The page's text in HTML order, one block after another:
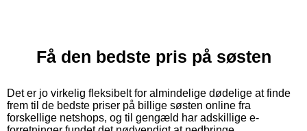
Få den bedste pris på søsten
Det er jo virkelig fleksibelt for almindelige dødelige at finde
frem til de bedste priser på billige søsten online fra
forskellige netshops, og til gengæld har adskillige e-